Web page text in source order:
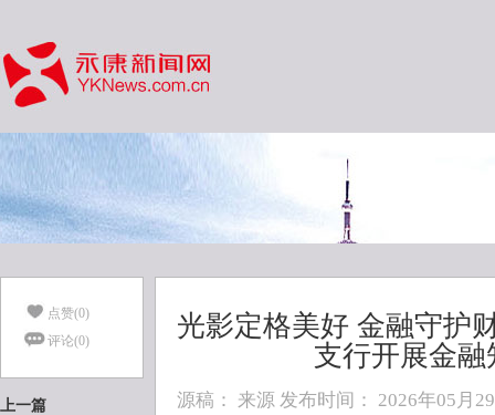
点赞(0)
评论(0)
上一篇
光影定格美好 金融守护
支行开展金
源稿： 来源 发布时间： 2026年05月